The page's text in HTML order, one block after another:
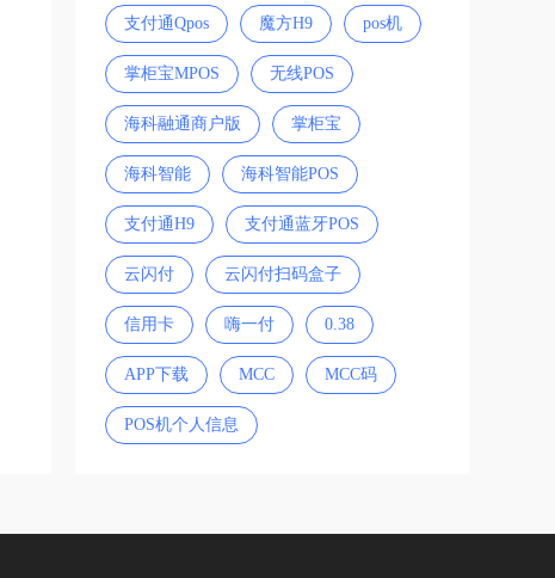
支付通Qpos 魔方H9 pos机
掌柜宝MPOS 无线POS
海科融通商户版 掌柜宝
海科智能 海科智能POS
支付通H9 支付通蓝牙POS
云闪付 云闪付扫码盒子
信用卡 嗨一付 0.38
APP下载 MCC MCC码
POS机个人信息